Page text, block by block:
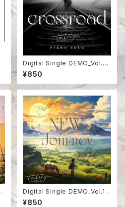
Digital Single DEMO_Vol.2
【crossroad】
¥850
Digital Single DEMO_Vol.1
【NEW Journey】
¥850